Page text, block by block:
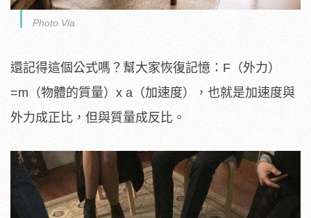
Photo Via
還記得這個公式嗎？幫大家恢復記憶：F（外力）
=m（物體的質量）x a（加速度），也就是加速度與
外力成正比，但與質量成反比。